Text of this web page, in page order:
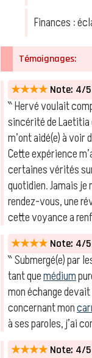
Finances :
Témoignages:
★★★★ Note: 4/5
‶ Hervé voulait
sincérité de Laetitia
m’ont aidé(e) à voir
Cette expérience
certaines vérités
quotidien. Jamais je
rendez-vous, une
cette voyance a
★★★★ Note: 4/5
‶ Submergé(e) par
tant quemédium
mon échange
concernant mon
à ses paroles, j’ai
★★★★ Note: 4/5